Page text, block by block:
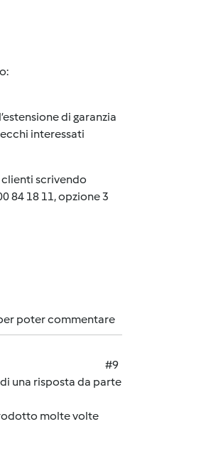
di garanzia
interessati
scrivendo
84 18 11, opzione 3
poter commentare
#9
una risposta da parte
molte volte